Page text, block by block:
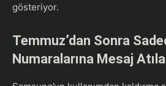
gösteriyor.
Temmuz’dan Sonra
Numaralarına Mesaj